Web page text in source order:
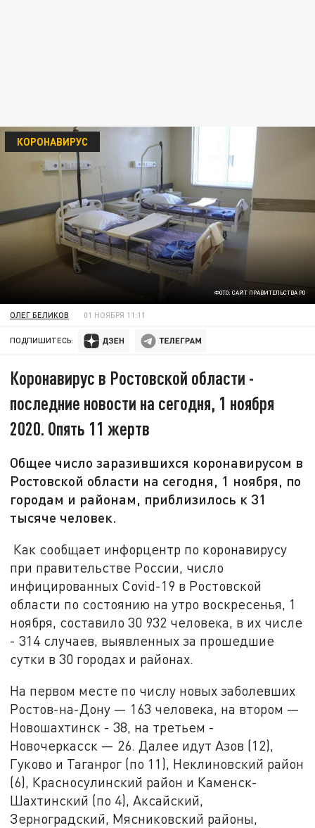
ФОТО: САЙТ ПРАВИТЕЛЬСТВА РО
КОРОНАВИРУС
ОЛЕГ БЕЛИКОВ 01 НОЯБРЯ 11:11
ПОДПИШИТЕСЬ:
Коронавирус в Ростовской области -
последние новости на сегодня, 1 ноября
2020. Опять 11 жертв
Общее число заразившихся коронавирусом в
Ростовской области на сегодня, 1 ноября, по
городам и районам, приблизилось к 31
тысяче человек.
Как сообщает инфорцентр по коронавирусу
при правительстве России, число
инфицированных Covid-19 в Ростовской
области по состоянию на утро воскресенья, 1
ноября, составило 30 932 человека, в их числе
- 314 случаев, выявленных за прошедшие
сутки в 30 городах и районах.
На первом месте по числу новых заболевших
Ростов-на-Дону — 163 человека, на втором —
Новошахтинск - 38, на третьем -
Новочеркасск — 26. Далее идут Азов (12),
Гуково и Таганрог (по 11), Неклиновский район
(6), Красносулинский район и Каменск-
Шахтинский (по 4), Аксайский,
Зерноградский, Мясниковский районы,